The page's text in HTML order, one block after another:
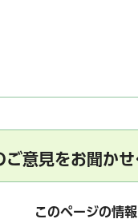
意見をお聞かせ
このページの情